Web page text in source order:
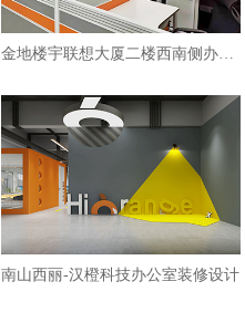
南山西丽-汉橙科技办公室装修设计